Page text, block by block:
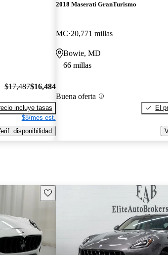
$17,487$16,484
incluye tasas
$8/mes est.
disponibilidad
2018 Maserati GranTurismo
MC 20,771 millas
Bowie, MD
66 millas
Buena oferta
El
Guarda este Aviso